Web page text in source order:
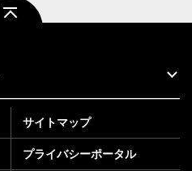
サイトマップ
プライバシーポータル